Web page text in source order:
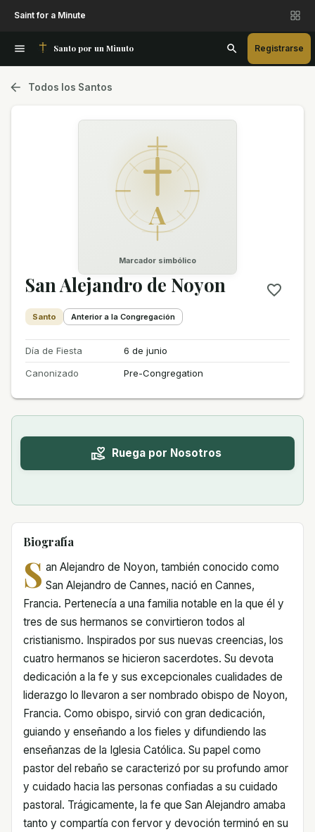
Saint for a Minute
Santo por un Minuto Registrarse
Todos los Santos
A
Marcador simbólico
San Alejandro de Noyon
Santo Anterior a la Congregación
Día de Fiesta
6 de junio
Canonizado
Pre-Congregation
Ruega por Nosotros
Biografía
S an Alejandro de Noyon, también conocido como
San Alejandro de Cannes, nació en Cannes,
Francia. Pertenecía a una familia notable en la que él y
tres de sus hermanos se convirtieron todos al
cristianismo. Inspirados por sus nuevas creencias, los
cuatro hermanos se hicieron sacerdotes. Su devota
dedicación a la fe y sus excepcionales cualidades de
liderazgo lo llevaron a ser nombrado obispo de Noyon,
Francia. Como obispo, sirvió con gran dedicación,
guiando y enseñando a los fieles y difundiendo las
enseñanzas de la Iglesia Católica. Su papel como
pastor del rebaño se caracterizó por su profundo amor
y cuidado hacia las personas confiadas a su cuidado
pastoral. Trágicamente, la fe que San Alejandro amaba
tanto y compartía con fervor y devoción terminó en su